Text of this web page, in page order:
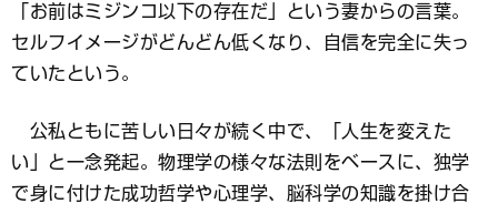
「お前はミジンコ以下の存在だ」という妻からの言葉。
セルフイメージがどんどん低くなり、自信を完全に失っ
ていたという。
公私ともに苦しい日々が続く中で、「人生を変えた
い」と一念発起。物理学の様々な法則をベースに、独学
で身に付けた成功哲学や心理学、脳科学の知識を掛け合